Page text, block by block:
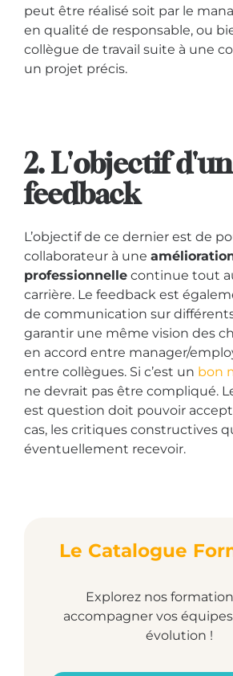
peut être réalisé soit par le
en qualité de responsable, ou
collègue de travail suite à une
un projet précis.
2. L'objectif d'un
feedback
L’objectif de ce dernier est de
collaborateur à une
professionnelle continue tout
carrière. Le feedback est
de communication sur
garantir une même vision des
en accord entre manager/
entre collègues. Si c’est un bon
ne devrait pas être compliqué.
est question doit pouvoir
cas, les critiques constructives
éventuellement recevoir.
Le Catalogue
Explorez nos
accompagner vos
évolution !